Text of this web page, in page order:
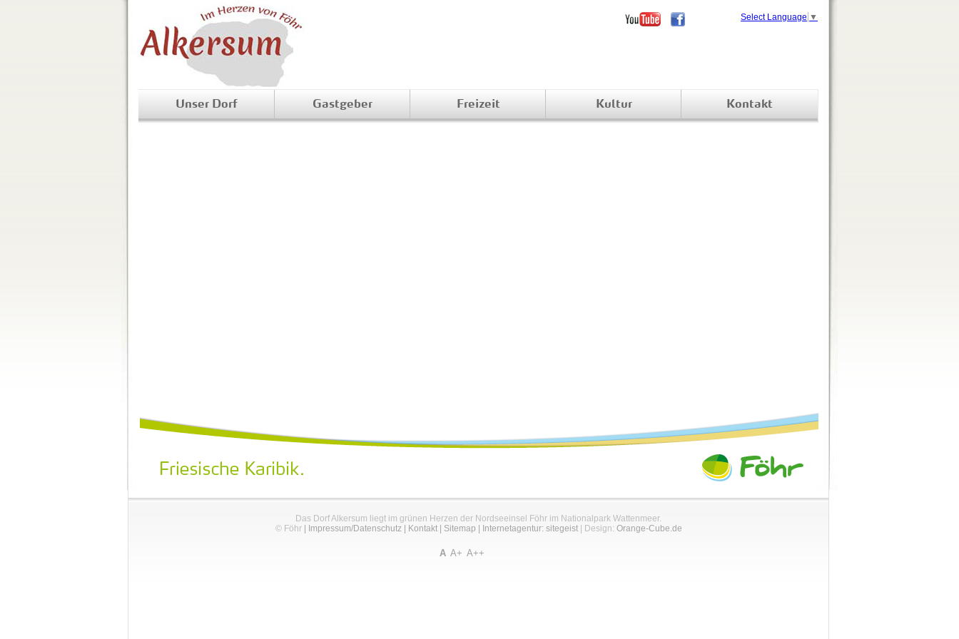
Unser Dorf Gastgeber Freizeit Kultur Kontakt
Select Language ▼
Das Dorf Alkersum liegt im grünen Herzen der Nordseeinsel Föhr im Nationalpark Wattenmeer.
© Föhr| Impressum/Datenschutz| Kontakt| Sitemap Internetagentur: sitegeist| Design: Orange-Cube.de
A A+ A++